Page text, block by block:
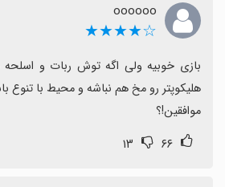
نیست.
برخی از پایان‌بندی ناقص یا
دارند و این می‌تواند باعث
طرفداران این سبک، بازی خوشایند
ندارید.
oooooo
☆★★★★
موافقین!؟
۶۶ ۱۳